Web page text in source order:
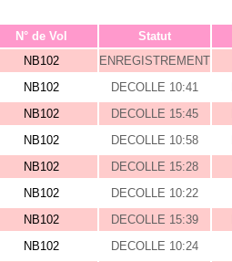
N° de Vol Statut
NB102
ENREGISTREMENT
NB102 DECOLLE 10:41
NB102 DECOLLE 15:45
NB102 DECOLLE 10:58
NB102 DECOLLE 15:28
NB102 DECOLLE 10:22
NB102 DECOLLE 15:39
NB102 DECOLLE 10:24